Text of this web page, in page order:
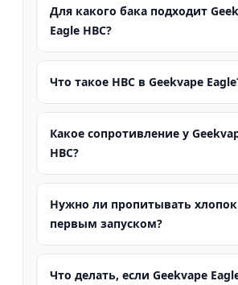
Для какого бака подходит
Eagle HBC?
Что такое HBC в Geekvape
Какое сопротивление у
HBC?
Нужно ли пропитывать
первым запуском?
Что делать, если Geekvape